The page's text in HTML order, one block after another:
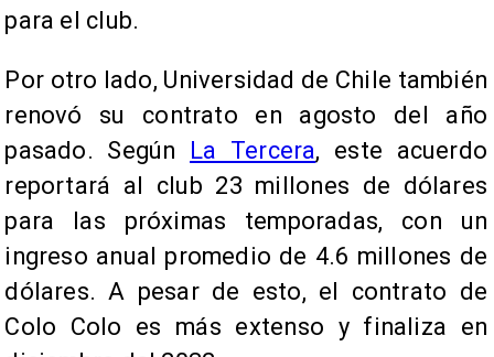
para el club.
Por otro lado, Universidad de Chile también
renovó su contrato en agosto del año
pasado. Según La Tercera, este acuerdo
reportará al club 23 millones de dólares
para las próximas temporadas, con un
ingreso anual promedio de 4.6 millones de
dólares. A pesar de esto, el contrato de
Colo Colo es más extenso y finaliza en